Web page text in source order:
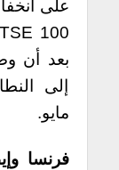
على
بعد أن
إلى
مايو.
فرنسا